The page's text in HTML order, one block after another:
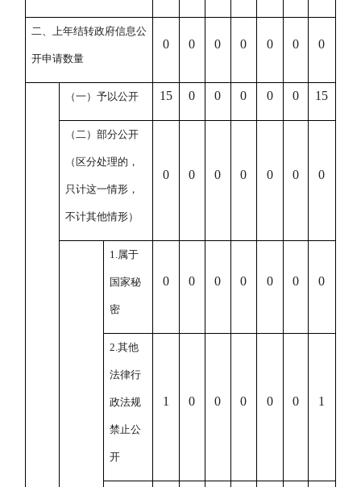
二、上年结转政府信息公
开申请数量
0 0 0 0 0 0 0
（一）予以公开 15 0 0 0 0 0 15
（二）部分公开
（区分处理的，
只计这一情形，
不计其他情形）
0 0 0 0 0 0 0
1. 属于
国家秘
密
0 0 0 0 0 0 0
2. 其他
法律行
政法规
禁止公
开
1 0 0 0 0 0 1